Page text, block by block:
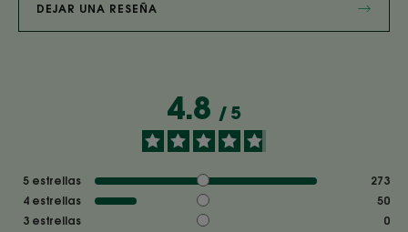
DEJAR UNA RESEÑA
4.8 / 5
5 estrellas
273
4 estrellas
50
3 estrellas
0